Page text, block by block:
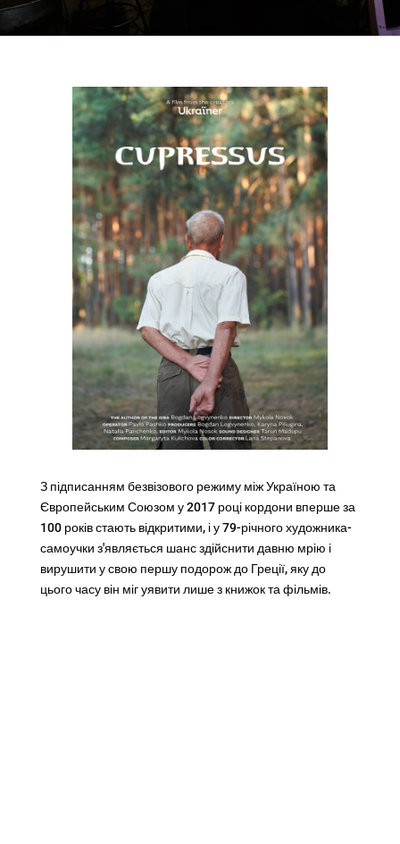
З підписанням безвізового режиму між Україною та
Європейським Союзом у 2017 році кордони вперше за
100 років стають відкритими, і у 79-річного художника-
самоучки з'являється шанс здійснити давню мрію і
вирушити у свою першу подорож до Греції, яку до
цього часу він міг уявити лише з книжок та фільмів.